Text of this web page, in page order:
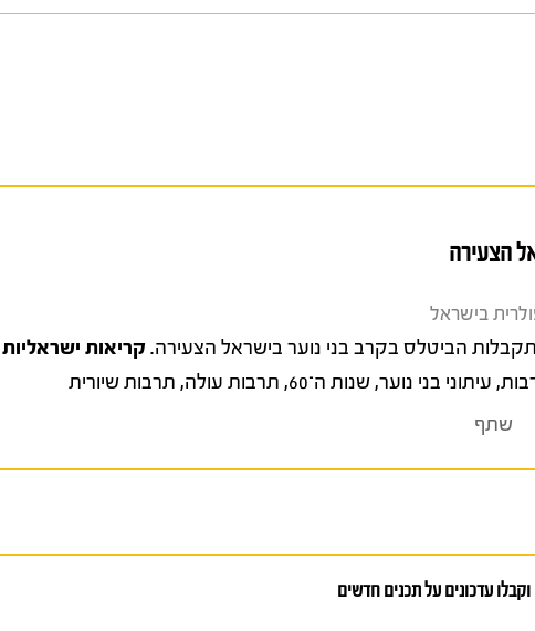
הצעירה
קריאות ישראליות
, עיתוני בני נוער,שנות ה־60 , תרבות עולה, תרבות שיורית
שתף
עדכונים על תכנים חדשים